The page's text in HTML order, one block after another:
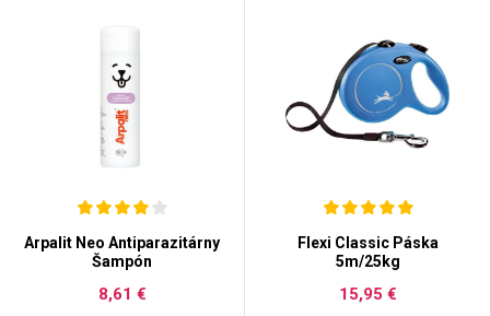
Arpalit Neo Antiparazitárny
Šampón
8,61 €
Flexi Classic Páska
5m/25kg
15,95 €